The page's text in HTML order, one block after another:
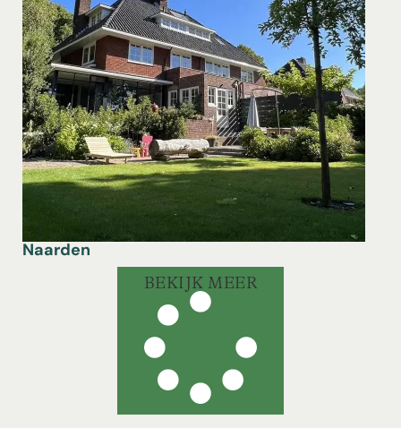
Naarden
BEKIJK MEER